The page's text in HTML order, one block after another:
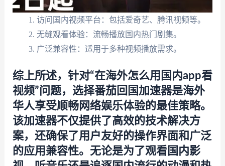
访问国内视频平台：包括爱奇艺、腾讯视频等。
无缝观看体验：流畅播放国内热门剧集。
广泛兼容性：适用于多种视频播放需求。
综上所述，针对“在海外怎么用国内app看
视频”问题，选择番茄回国加速器是海外
华人享受顺畅网络娱乐体验的最佳策略。
该加速器不仅提供了高效的技术解决方
案，还确保了用户友好的操作界面和广泛
的应用兼容性。无论是为了观看国内影